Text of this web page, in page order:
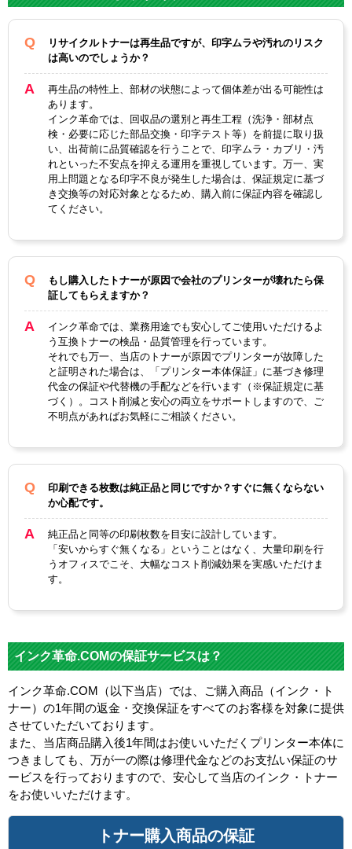
ー
対応
純正型
番
TK-
591BK
TK-
TK-
TK-
カテゴ
リ
カラー
ブラッ
ク
シアン
マゼン
タ
イエロ
ー
ICチッ
プ
あり
製品タ
イプ
リサイクルトナーは再生品ですが、印字ムラや汚れのリスク
は高いのでしょうか？
再生品の特性上、部材の状態によって個体差が出る可能性は
あります。
インク革命では、回収品の選別と再生工程（洗浄・部材点
検・必要に応じた部品交換・印字テスト等）を前提に取り扱
い、出荷前に品質確認を行うことで、印字ムラ・カブリ・汚
れといった不安点を抑える運用を重視しています。万一、実
用上問題となる印字不良が発生した場合は、保証規定に基づ
き交換等の対応対象となるため、購入前に保証内容を確認し
てください。
もし購入したトナーが原因で会社のプリンターが壊れたら保
証してもらえますか？
インク革命では、業務用途でも安心してご使用いただけるよ
う互換トナーの検品・品質管理を行っています。
それでも万一、当店のトナーが原因でプリンターが故障した
と証明された場合は、「プリンター本体保証」に基づき修理
代金の保証や代替機の手配などを行います（※保証規定に基
づく）。コスト削減と安心の両立をサポートしますので、ご
不明点があればお気軽にご相談ください。
印刷できる枚数は純正品と同じですか？すぐに無くならない
か心配です。
純正品と同等の印刷枚数を目安に設計しています。
「安いからすぐ無くなる」ということはなく、大量印刷を行
うオフィスでこそ、大幅なコスト削減効果を実感いただけま
す。
インク革命.COMの保証サービスは？
インク革命.COM（以下当店）では、ご購入商品（インク・ト
ナー）の1年間の返金・交換保証をすべてのお客様を対象に提供
させていただいております。
また、当店商品購入後1年間はお使いいただくプリンター本体に
つきましても、万が一の際は修理代金などのお支払い保証のサ
ービスを行っておりますので、安心して当店のインク・トナー
をお使いいただけます。
トナー購入商品の保証